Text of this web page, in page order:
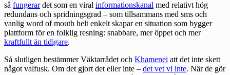
så fungerardet som en viral informationskanal med relativt hög
redundans och spridningsgrad – som tillsammans med sms och
vanlig word of mouth helt enkelt skapar en situation som bygger
plattform för en folklig resning: snabbare, mer öppet och mer
kraftfullt än tidigare.
Så slutligen bestämmer Väktarrådet och Khamenei att det inte skett
något valfusk. Om det gjort det eller inte – det vet vi inte. När de gör